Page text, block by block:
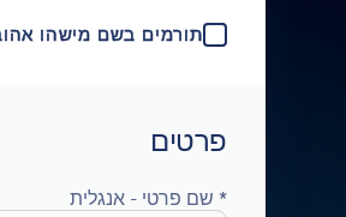
תורמים בשם מישהו
פרטים
* שם פרטי - אנגלית